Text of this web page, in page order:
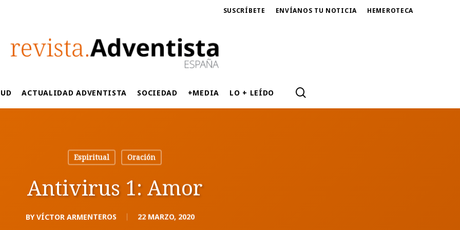
SUSCRÍBETE ENVÍANOS TU NOTICIA HEMEROTECA
ACTUALIDAD ADVENTISTA SOCIEDAD +MEDIA LO + LEÍDO
Espiritual Oración
Antivirus 1: Amor
BY VÍCTOR ARMENTEROS 22 MARZO, 2020